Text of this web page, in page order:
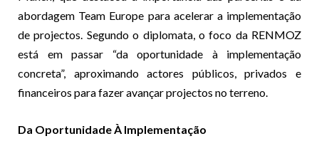
abordagem Team Europe para acelerar a implementação
de projectos. Segundo o diplomata, o foco da RENMOZ
está em passar “da oportunidade à implementação
concreta”, aproximando actores públicos, privados e
financeiros para fazer avançar projectos no terreno.
Da Oportunidade À Implementação